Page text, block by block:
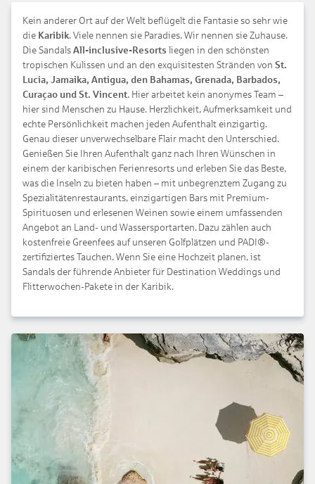
Kein anderer Ort auf der Welt beflügelt die Fantasie so sehr wie
die Karibik. Viele nennen sie Paradies. Wir nennen sie Zuhause.
Die Sandals All-inclusive-Resorts liegen in den schönsten
tropischen Kulissen und an den exquisitesten Stränden von St.
Lucia, Jamaika, Antigua, den Bahamas, Grenada, Barbados,
Curaçao und St. Vincent. Hier arbeitet kein anonymes Team –
hier sind Menschen zu Hause. Herzlichkeit, Aufmerksamkeit und
echte Persönlichkeit machen jeden Aufenthalt einzigartig.
Genau dieser unverwechselbare Flair macht den Unterschied.
Genießen Sie Ihren Aufenthalt ganz nach Ihren Wünschen in
einem der karibischen Ferienresorts und erleben Sie das Beste,
was die Inseln zu bieten haben – mit unbegrenztem Zugang zu
Spezialitätenrestaurants, einzigartigen Bars mit Premium-
Spirituosen und erlesenen Weinen sowie einem umfassenden
Angebot an Land- und Wassersportarten. Dazu zählen auch
kostenfreie Greenfees auf unseren Golfplätzen und PADI®-
zertifiziertes Tauchen. Wenn Sie eine Hochzeit planen, ist
Sandals der führende Anbieter für Destination Weddings und
Flitterwochen-Pakete in der Karibik.